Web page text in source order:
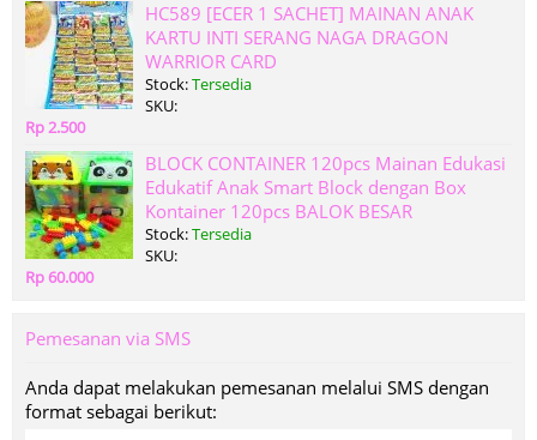
HC589 [ECER 1 SACHET] MAINAN ANAK
KARTU INTI SERANG NAGA DRAGON
WARRIOR CARD
Stock:Tersedia
SKU:
Rp 2.500
BLOCK CONTAINER 120pcs Mainan Edukasi
Edukatif Anak Smart Block dengan Box
Kontainer 120pcs BALOK BESAR
Stock:Tersedia
SKU:
Rp 60.000
Pemesanan via SMS
Anda dapat melakukan pemesanan melalui SMS dengan
format sebagai berikut: